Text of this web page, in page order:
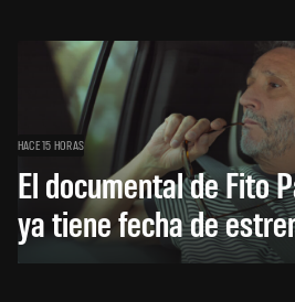
HACE 15 HORAS
El documental de Fito
ya tiene fecha de